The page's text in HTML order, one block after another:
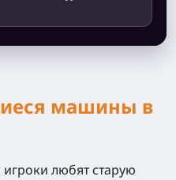
машины в
любят старую